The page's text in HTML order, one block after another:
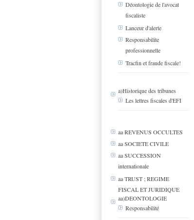
Déontologie de l'avocat
fiscaliste
Lanceur d'alerte
Responsabilite
professionnelle
Tracfin et fraude fiscale!
a)Historique des tribunes
Les lettres fiscales d'EFI
aa REVENUS OCCULTES
aa SOCIETE CIVILE
aa SUCCESSION
internationale
aa TRUST ; REGIME
FISCAL ET JURIDIQUE
aa)DEONTOLOGIE
Responsabilité